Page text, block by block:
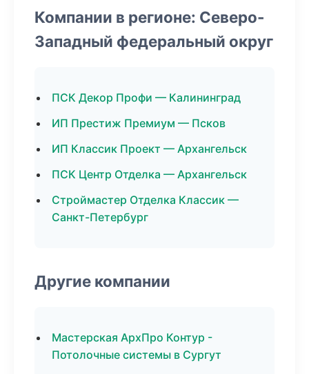
Компании в регионе: Северо-
Западный федеральный округ
ПСК Декор Профи — Калининград
ИП Престиж Премиум — Псков
ИП Классик Проект — Архангельск
ПСК Центр Отделка — Архангельск
Строймастер Отделка Классик —
Санкт-Петербург
Другие компании
Мастерская АрхПро Контур -
Потолочные системы в Сургут